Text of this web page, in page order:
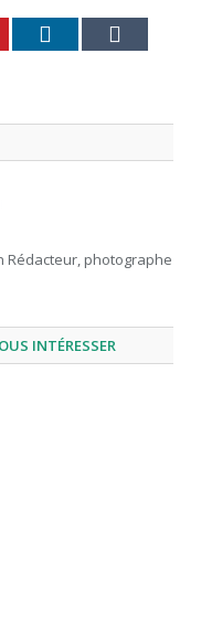
LinkedIn
Rédacteur, photographe
INTÉRESSER